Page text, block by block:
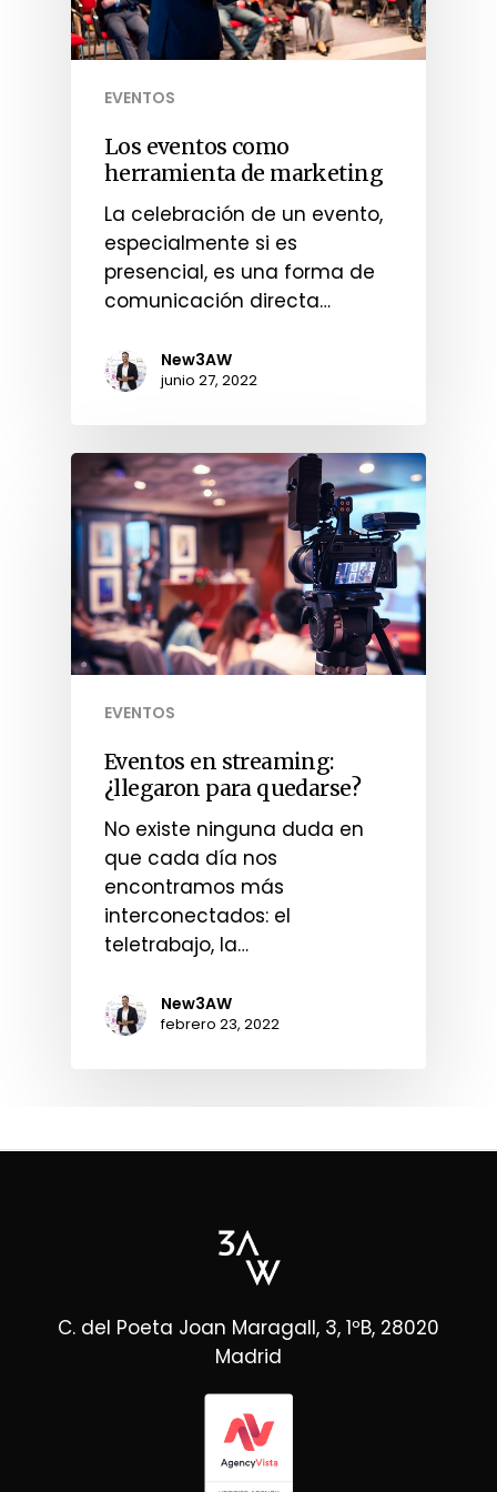
EVENTOS
Los eventos como
herramienta de marketing
La celebración de un evento,
especialmente si es
presencial, es una forma de
comunicación directa…
New3AW
junio 27, 2022
EVENTOS
Eventos en streaming:
¿llegaron para quedarse?
No existe ninguna duda en
que cada día nos
encontramos más
interconectados: el
teletrabajo, la…
New3AW
febrero 23, 2022
C. del Poeta Joan Maragall, 3, 1ºB, 28020
Madrid